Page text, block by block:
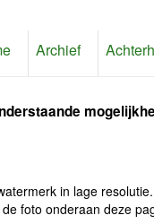
Archief
in lage
foto onderaan deze